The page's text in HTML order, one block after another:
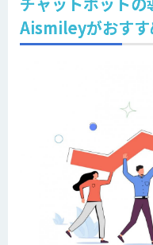
Aismileyがおすす